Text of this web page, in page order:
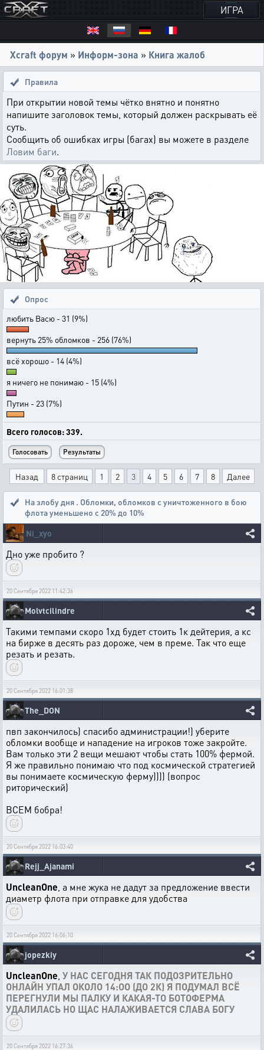
ИГРА
Xcraft форум » Информ-зона » Книга жалоб
Правила
При открытии новой темы чётко внятно и понятно
напишите заголовок темы, который должен раскрывать её
суть.
Сообщить об ошибках игры (багах) вы можете в разделе
Ловим баги.
Опрос
любить Васю - 31 (9%)
вернуть 25% обломков - 256 (76%)
всё хорошо - 14 (4%)
я ничего не понимаю - 15 (4%)
Путин - 23 (7%)
Всего голосов: 339.
Назад 8 страниц 1 2 3 4 5 6 7 8 Далее
На злобу дня . Обломки, обломков с уничтоженного в бою
флота уменьшено с 20% до 10%
Ni_xyo
Дно уже пробито ?
20 Сентября 2022 11:42:36
Molvtcilindre
Такими темпами скоро 1хд будет стоить 1к дейтерия, а кс
на бирже в десять раз дороже, чем в преме. Так что еще
резать и резать.
20 Сентября 2022 16:01:38
The_DON
пвп закончилось) спасибо администрации!) уберите
обломки вообще и нападение на игроков тоже закройте.
Вам только эти 2 вещи мешают чтобы стать 100% фермой.
Я же правильно понимаю что под космической стратегией
вы понимаете космическую ферму)))) (вопрос
риторический)
ВСЕМ бобра!
20 Сентября 2022 16:03:40
Rejj_Ajanami
UncleanOne , а мне жука не дадут за предложение ввести
диаметр флота при отправке для удобства
20 Сентября 2022 16:06:10
jopezkiy
UncleanOne У НАС СЕГОДНЯ ТАК ПОДОЗРИТЕЛЬНО
ОНЛАЙН УПАЛ ОКОЛО 14:ОО (ДО 2К) Я ПОДУМАЛ ВСЁ
ПЕРЕГНУЛИ МЫ ПАЛКУ И КАКАЯ-ТО БОТОФЕРМА
УДАЛИЛАСЬ НО ЩАС НАЛАЖИВАЕТСЯ СЛАВА БОГУ
20 Сентября 2022 16:27:36